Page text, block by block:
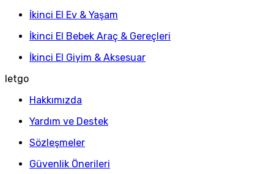
İkinci El Ev & Yaşam
İkinci El Bebek Araç & Gereçleri
İkinci El Giyim & Aksesuar
letgo
Hakkımızda
Yardım ve Destek
Sözleşmeler
Güvenlik Önerileri